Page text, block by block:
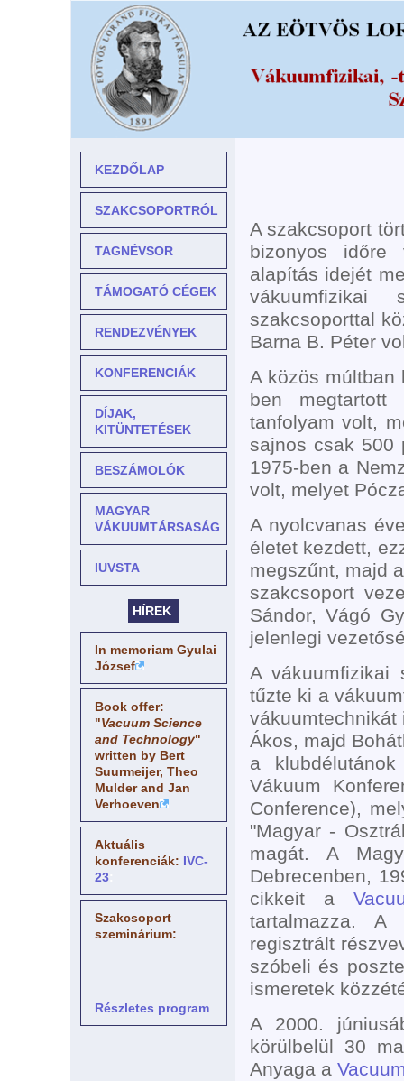
KEZDŐLAP
SZAKCSOPORTRÓL
TAGNÉVSOR
TÁMOGATÓ CÉGEK
RENDEZVÉNYEK
KONFERENCIÁK
DÍJAK,
KITÜNTETÉSEK
BESZÁMOLÓK
MAGYAR
VÁKUUMTÁRSASÁG
IUVSTA
HÍREK
In memoriam Gyulai
József
Book offer:
"Vacuum Science
and Technology"
written by Bert
Suurmeijer, Theo
Mulder and Jan
Verhoeven
Aktuális
konferenciák: IVC-
23:
Szakcsoport
szeminárium:
Részletes program
A szakcsoport
bizonyos időre
alapítás idejét
vákuumfizikai
szakcsoporttal
Barna B. Péter
A közös múltban
ben megtartott
tanfolyam volt,
sajnos csak 500
1975-ben a
volt, melyet
A nyolcvanas
életet kezdett,
megszűnt, majd
szakcsoport
Sándor, Vágó
jelenlegi
A
tűzte ki a
vákuumtechnikát
Ákos, majd
a
Vákuum
Conference),
"Magyar -
magát. A
Debrecenben,
cikkeit a
tartalmazza. A
regisztrált
szóbeli és
ismeretek
A 2000.
körülbelül 30
Anyaga a